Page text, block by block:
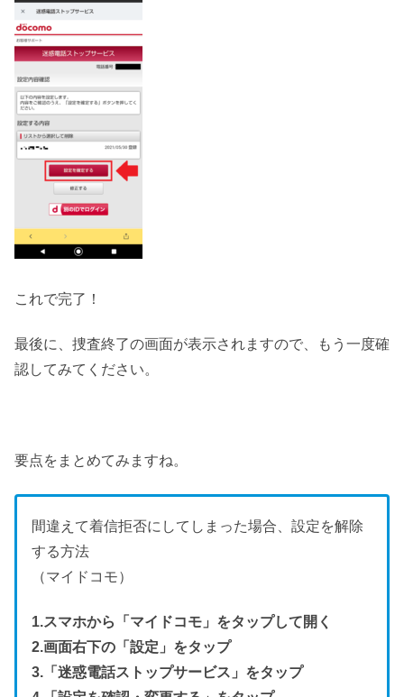
これで完了！
最後に、捜査終了の画面が表示されますので、もう一度確
認してみてください。
要点をまとめてみますね。
間違えて着信拒否にしてしまった場合、設定を解除
する方法
（マイドコモ）
1.スマホから「マイドコモ」をタップして開く
2.画面右下の「設定」をタップ
3.「迷惑電話ストップサービス」をタップ